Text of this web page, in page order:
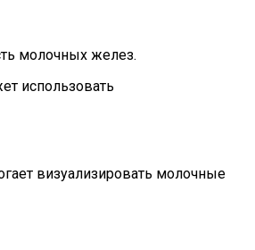
молочных желез.
использовать
визуализировать молочные